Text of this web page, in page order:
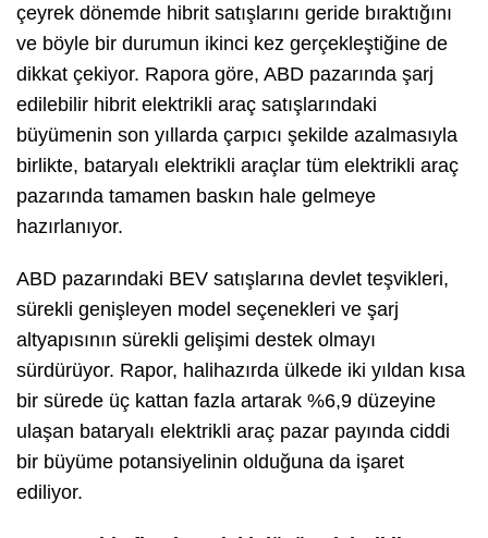
çeyrek dönemde hibrit satışlarını geride bıraktığını
ve böyle bir durumun ikinci kez gerçekleştiğine de
dikkat çekiyor. Rapora göre, ABD pazarında şarj
edilebilir hibrit elektrikli araç satışlarındaki
büyümenin son yıllarda çarpıcı şekilde azalmasıyla
birlikte, bataryalı elektrikli araçlar tüm elektrikli araç
pazarında tamamen baskın hale gelmeye
hazırlanıyor.
ABD pazarındaki BEV satışlarına devlet teşvikleri,
sürekli genişleyen model seçenekleri ve şarj
altyapısının sürekli gelişimi destek olmayı
sürdürüyor. Rapor, halihazırda ülkede iki yıldan kısa
bir sürede üç kattan fazla artarak %6,9 düzeyine
ulaşan bataryalı elektrikli araç pazar payında ciddi
bir büyüme potansiyelinin olduğuna da işaret
ediliyor.